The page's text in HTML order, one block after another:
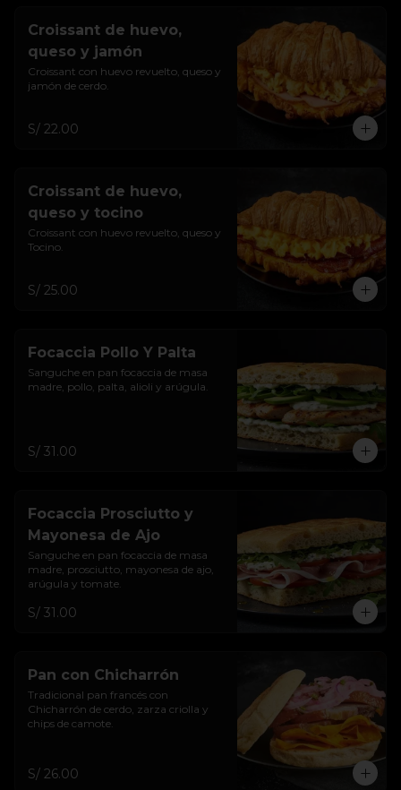
Croissant de huevo,
queso y jamón
Croissant con huevo revuelto, queso y
jamón de cerdo.
S/ 22.00
Croissant de huevo,
queso y tocino
Croissant con huevo revuelto, queso y
Tocino.
S/ 25.00
Focaccia Pollo Y Palta
Sanguche en pan focaccia de masa
madre, pollo, palta, alioli y arúgula.
S/ 31.00
Focaccia Prosciutto y
Mayonesa de Ajo
Sanguche en pan focaccia de masa
madre, prosciutto, mayonesa de ajo,
arúgula y tomate.
S/ 31.00
Pan con Chicharrón
Tradicional pan francés con
Chicharrón de cerdo, zarza criolla y
chips de camote.
S/ 26.00